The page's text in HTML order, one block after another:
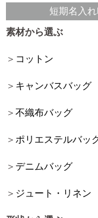
短期名入
素材から選ぶ
コットン
キャンバスバッグ
不織布バッグ
ポリエステルバッ
デニムバッグ
ジュート・リネン